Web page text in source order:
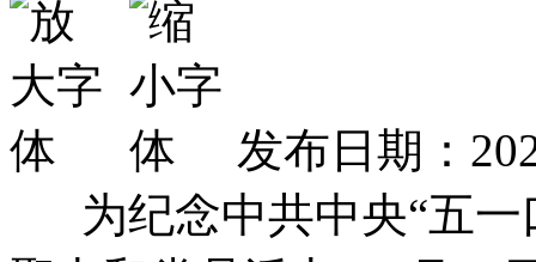
发布日期：
为纪念中共中央“五一